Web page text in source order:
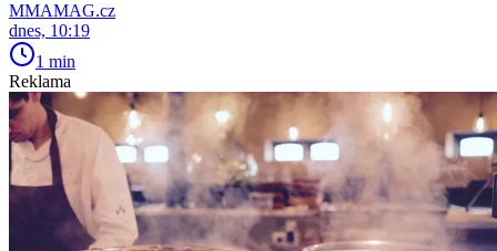
MMAMAG.cz
dnes, 10:19
1 min
Reklama